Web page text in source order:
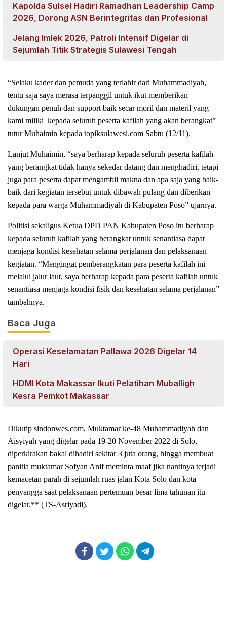
Kapolda Sulsel Hadiri Ramadhan Leadership Camp
2026, Dorong ASN Berintegritas dan Profesional
Jelang Imlek 2026, Patroli Intensif Digelar di
Sejumlah Titik Strategis Sulawesi Tengah
“Selaku kader dan pemuda yang terlahir dari Muhammadiyah,
tentu saja saya merasa terpanggil untuk ikut memberikan
dukungan penuh dan support baik secar moril dan materil yang
kami miliki kepada seluruh peserta kafilah yang akan berangkat”
tutur Muhaimin kepada topiksulawesi.com Sabtu (12/11).
Lanjut Muhaimin, “saya berharap kepada seluruh peserta kafilah
yang berangkat tidak hanya sekedar datang dan menghadiri, tetapi
juga para peserta dapat mengambil makna dan apa saja yang baik-
baik dari kegiatan tersebut untuk dibawah pulang dan diberikan
kepada para warga Muhammadiyah di Kabupaten Poso” ujarnya.
Politisi sekaligus Ketua DPD PAN Kabupaten Poso itu berharap
kepada seluruh kafilah yang berangkat untuk senantiasa dapat
menjaga kondisi kesehatan selama perjalanan dan pelaksanaan
kegiatan. “Mengingat pemberangkatan para peserta kafilah ini
melalui jalur laut, saya berharap kepada para peserta kafilah untuk
senantiasa menjaga kondisi fisik dan kesehatan selama perjalanan”
tambahnya.
Baca Juga
Operasi Keselamatan Pallawa 2026 Digelar 14
Hari
HDMI Kota Makassar Ikuti Pelatihan Muballigh
Kesra Pemkot Makassar
Dikutip sindonwes.com, Muktamar ke-48 Muhammadiyah dan
Aisyiyah yang digelar pada 19-20 November 2022 di Solo,
diperkirakan bakal dihadiri sekitar 3 juta orang, hingga membuat
panitia muktamar Sofyan Anif meminta maaf jika nantinya terjadi
kemacetan parah di sejumlah ruas jalan Kota Solo dan kota
penyangga saat pelaksanaan pertemuan besar lima tahunan itu
digelar.** (TS-Asriyadi).